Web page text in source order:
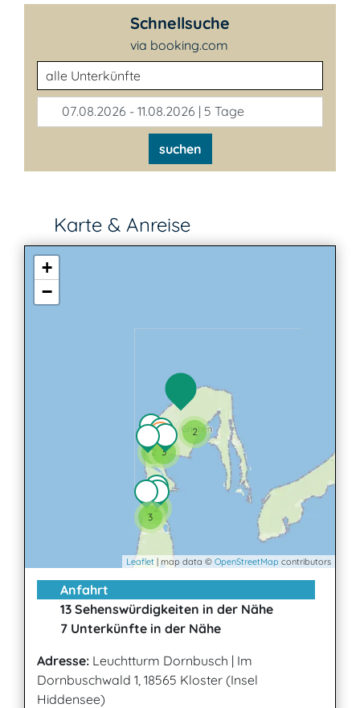
Schnellsuche
via booking.com
Unterkunftsart
07.08.2026 - 11.08.2026 | 5 Tage
suchen
Karte & Anreise
2
3
2
2 3
+
−
Leaflet | map data © OpenStreetMap contributors
Anfahrt
13 Sehenswürdigkeiten in der Nähe
7 Unterkünfte in der Nähe
Adresse: Leuchtturm Dornbusch | Im
Dornbuschwald 1, 18565 Kloster (Insel
Hiddensee)